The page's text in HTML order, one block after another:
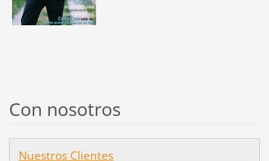
Con nosotros
Nuestros Clientes